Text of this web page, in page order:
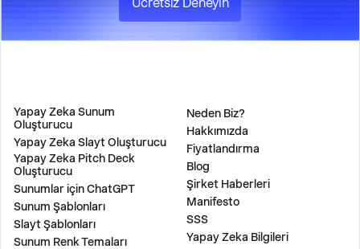
Yapay Zeka Sunum
Oluşturucu
Yapay Zeka Slayt Oluşturucu
Yapay Zeka Pitch Deck
Oluşturucu
Sunumlar için ChatGPT
Sunum Şablonları
Slayt Şablonları
Sunum Renk Temaları
Neden Biz?
Hakkımızda
Fiyatlandırma
Blog
Şirket Haberleri
Manifesto
SSS
Yapay Zeka Bilgileri